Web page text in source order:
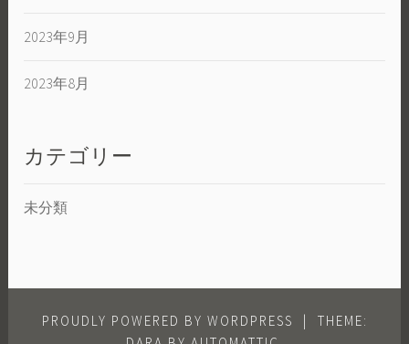
2023年9月
2023年8月
カテゴリー
未分類
PROUDLY POWERED BY WORDPRESS
THEME: